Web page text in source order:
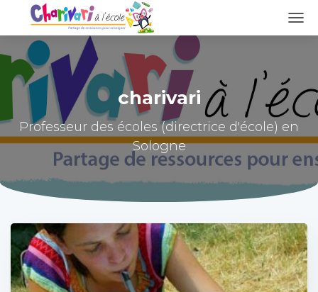
charivari
Professeur des écoles (directrice d'école) en
Sologne